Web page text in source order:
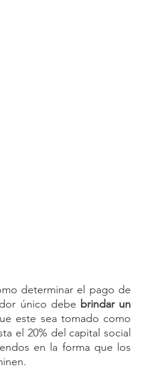
determinar el pago de
único debe brindar un
este sea tomado como
el 20% del capital social
en la forma que los